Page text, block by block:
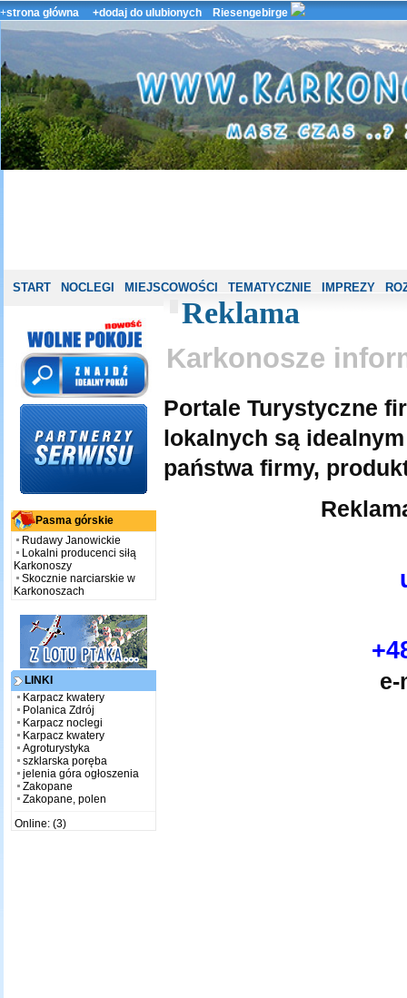
+strona główna +dodaj do ulubionych Riesengebirge
START NOCLEGI MIEJSCOWOŚCI TEMATYCZNIE IMPREZY
Pasma górskie
Rudawy Janowickie
Lokalni producenci siłą
Karkonoszy
Skocznie narciarskie w
Karkonoszach
LINKI
Karpacz kwatery
Polanica Zdrój
Karpacz noclegi
Karpacz kwatery
Agroturystyka
szklarska poręba
jelenia góra ogłoszenia
Zakopane
Zakopane, polen
Online: (3)
Reklama
Karkonosze
Portale Turystyczne
lokalnych są
państwa firmy,